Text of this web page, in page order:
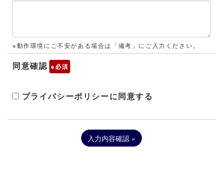
※動作環境にご不安がある場合は「備考」にご入力ください。
同意確認 ※
プライバシーポリシーに同意する